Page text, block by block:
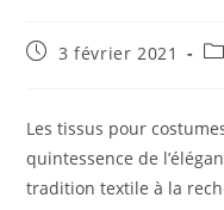
Publication
3 février 2021
Les tissus pour
quintessence de
tradition textile à la